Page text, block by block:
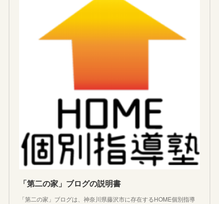
「第二の家」ブログの説明書
「第二の家」ブログは、神奈川県藤沢市に存在するHOME個別指導